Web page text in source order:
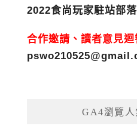
2022食尚玩家駐站部
合作邀請、讀者意見
GA4瀏覽人